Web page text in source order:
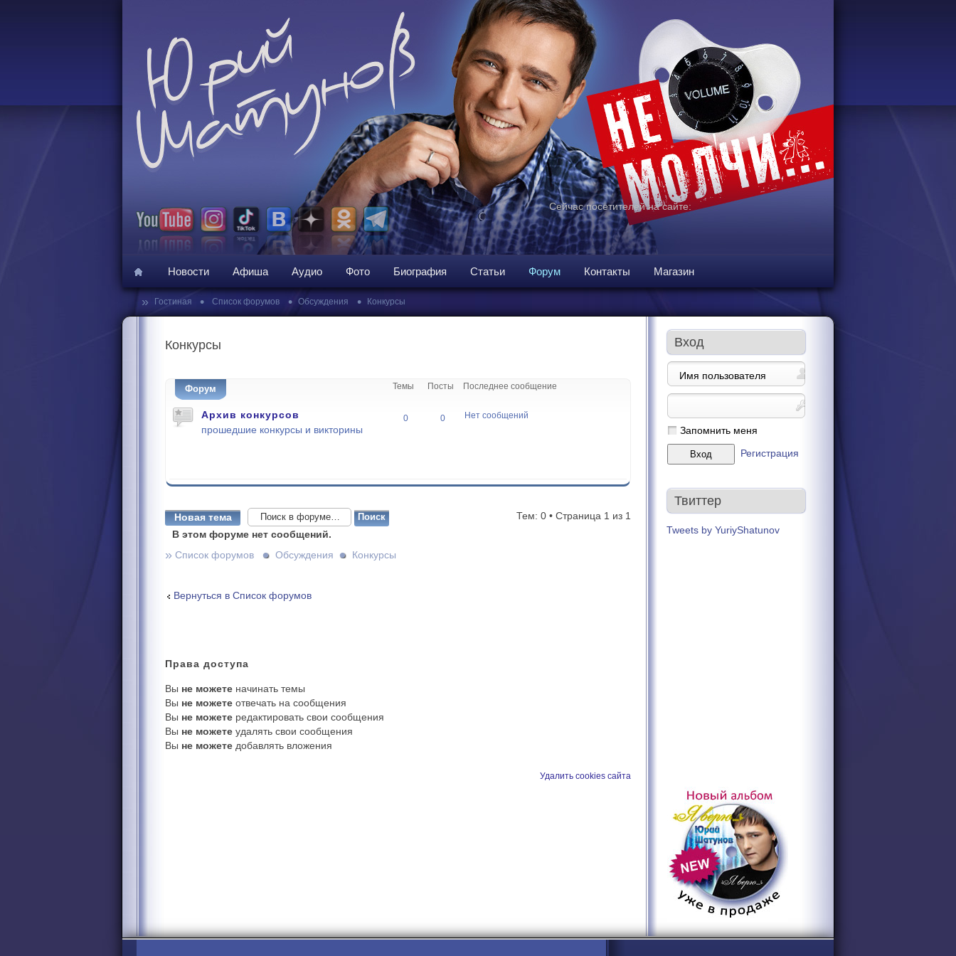
Сейчас посетителей на сайте:
Новости Афиша Аудио Фото Биография Статьи Форум Контакты Магазин
» Гостиная • Список форумов • Обсуждения • Конкурсы
Конкурсы
Форум Темы Посты Последнее сообщение
Архив конкурсов
прошедшие конкурсы и викторины
0 0 Нет сообщений
Новая тема Тем: 0 • Страница 1 из 1
В этом форуме нет сообщений.
» Список форумов Обсуждения Конкурсы
Вернуться в Список форумов
Права доступа
Вы не можете начинать темы
Вы не можете отвечать на сообщения
Вы не можете редактировать свои сообщения
Вы не можете удалять свои сообщения
Вы не можете добавлять вложения
Удалить cookies сайта
Вход
Запомнить меня
Регистрация
Твиттер
Tweets by YuriyShatunov